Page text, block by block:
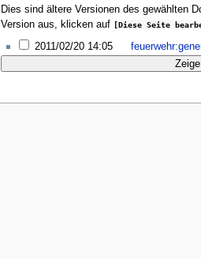
Dies sind ältere Versionen des gewählten
Version aus, klicken auf [Diese Seite
2011/02/20 14:05